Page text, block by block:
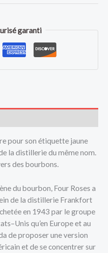
garanti
pour son étiquette jaune
la distillerie du même nom.
des bourbons.
du bourbon, Four Roses a
de la distillerie Frankfort
en 1943 par le groupe
qu’en Europe et au
de proposer une version
et de se concentrer sur